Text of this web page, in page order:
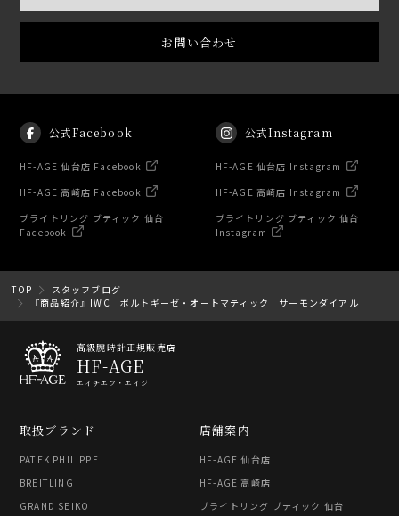
お問い合わせ
公式Facebook
HF-AGE 仙台店 Facebook
HF-AGE 高崎店 Facebook
ブライトリング ブティック 仙台
Facebook
公式Instagram
HF-AGE 仙台店 Instagram
HF-AGE 高崎店 Instagram
ブライトリング ブティック 仙台
Instagram
TOP
スタッフブログ
『商品紹介』IWC ポルトギーゼ・オートマティック サーモンダイアル
高級腕時計正規販売店
HF-AGE
エイチエフ・エイジ
取扱ブランド
PATEK PHILIPPE
BREITLING
GRAND SEIKO
店舗案内
HF-AGE 仙台店
HF-AGE 高崎店
ブライトリング ブティック 仙台